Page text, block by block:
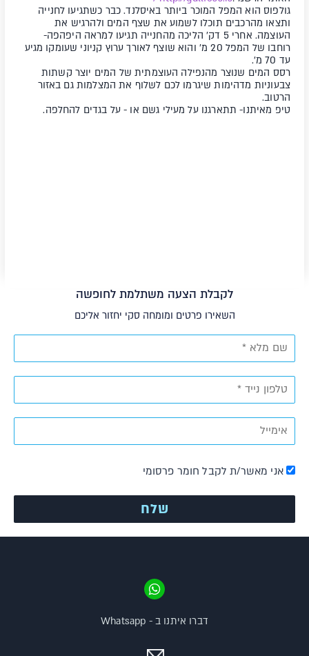
גולפוס הוא המפל המוכר ביותר באיסלנד. כבר כשתגיעו לחנייה
ותצאו מהרכבים תוכלו לשמוע את שצף המים ולהרגיש את
העוצמה. אחרי 5 דק' הליכה מהחנייה תגיעו למראה היפהפה-
רוחבו של המפל 20 מ' והוא שוצף לאורך ערוץ קניוני שעומקו מגיע
עד 70 מ'.
רסס המים שנוצר מהנפילה העוצמתית של המים יוצר קשתות
צבעוניות מדהימות שיגרמו לכם לשלוף את המצלמות גם באזור
הרטוב.
טיפ מאיתנו- תתארגנו על מעילי גשם או - על בגדים להחלפה. ​
לקבלת הצעה משתלמת לחופשה
השאירו פרטים ומומחה סקי יחזור אליכם
אני מאשר/ת לקבל חומר פרסומי
דברו איתנו ב - Whatsapp